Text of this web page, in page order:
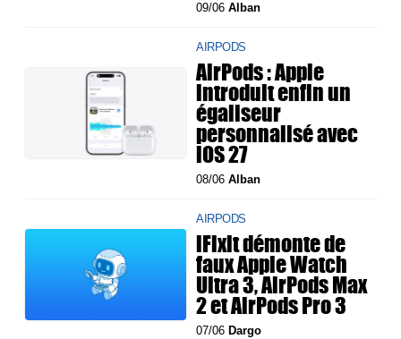
09/06Alban
AIRPODS
AirPods : Apple
introduit enfin un
égaliseur
personnalisé avec
iOS 27
08/06Alban
AIRPODS
iFixit démonte de
faux Apple Watch
Ultra 3, AirPods Max
2 et AirPods Pro 3
07/06 Dargo